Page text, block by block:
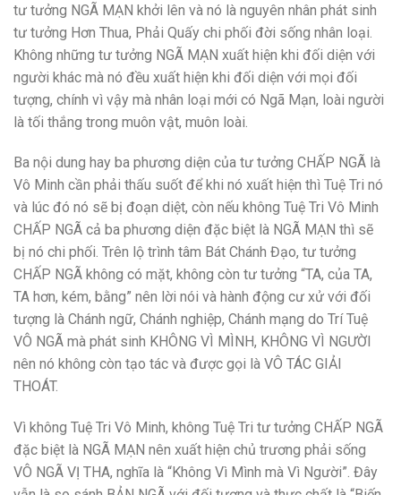
tư tưởng NGÃ MẠN khởi lên và nó là nguyên nhân phát sinh
tư tưởng Hơn Thua, Phải Quấy chi phối đời sống nhân loại.
Không những tư tưởng NGÃ MẠN xuất hiện khi đối diện với
người khác mà nó đều xuất hiện khi đối diện với mọi đối
tượng, chính vì vậy mà nhân loại mới có Ngã Mạn, loài người
là tối thắng trong muôn vật, muôn loài.
Ba nội dung hay ba phương diện của tư tưởng CHẤP NGÃ là
Vô Minh cần phải thấu suốt để khi nó xuất hiện thì Tuệ Tri nó
và lúc đó nó sẽ bị đoạn diệt, còn nếu không Tuệ Tri Vô Minh
CHẤP NGÃ cả ba phương diện đặc biệt là NGÃ MẠN thì sẽ
bị nó chi phối. Trên lộ trình tâm Bát Chánh Đạo, tư tưởng
CHẤP NGÃ không có mặt, không còn tư tưởng “TA, của TA,
TA hơn, kém, bằng” nên lời nói và hành động cư xử với đối
tượng là Chánh ngữ, Chánh nghiệp, Chánh mạng do Trí Tuệ
VÔ NGÃ mà phát sinh KHÔNG VÌ MÌNH, KHÔNG VÌ NGƯỜI
nên nó không còn tạo tác và được gọi là VÔ TÁC GIẢI
THOÁT.
Vì không Tuệ Tri Vô Minh, không Tuệ Tri tư tưởng CHẤP NGÃ
đặc biệt là NGÃ MẠN nên xuất hiện chủ trương phải sống
VÔ NGÃ VỊ THA, nghĩa là “Không Vì Mình mà Vì Người”. Đây